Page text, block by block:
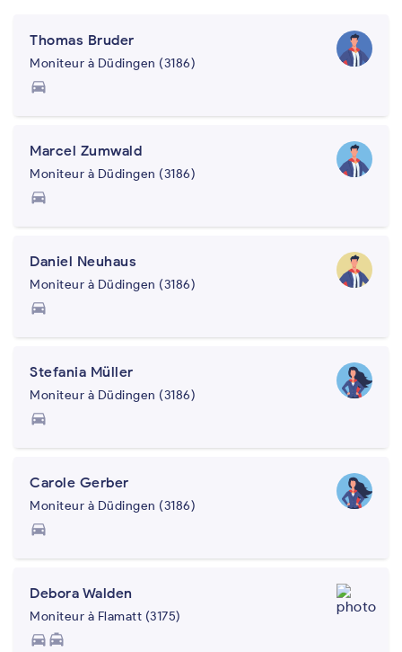
Thomas Bruder
Moniteur à Düdingen (3186)
directions_car
Marcel Zumwald
Moniteur à Düdingen (3186)
directions_car
Daniel Neuhaus
Moniteur à Düdingen (3186)
directions_car
Stefania Müller
Moniteur à Düdingen (3186)
directions_car
Carole Gerber
Moniteur à Düdingen (3186)
directions_car
Debora Walden
Moniteur à Flamatt (3175)
directions_car local_taxi